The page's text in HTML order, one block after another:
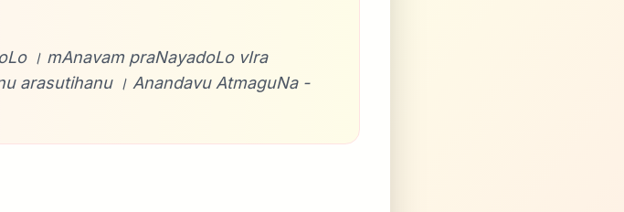
। mAnavam praNayadoLo vIra
arasutihanu । Anandavu AtmaguNa -